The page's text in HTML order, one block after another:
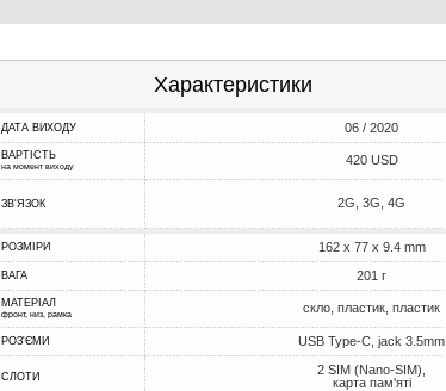
Характеристики
ДАТА ВИХОДУ 06 / 2020
ВАРТІСТЬ
на момент виходу 420 USD
ЗВ'ЯЗОК 2G, 3G, 4G
РОЗМІРИ 162 x 77 x 9.4 mm
ВАГА 201 г
МАТЕРІАЛ
фронт, низ, рамка скло, пластик, пластик
РОЗ'ЄМИ USB Type-C, jack 3.5mm
СЛОТИ
2 SIM (Nano-SIM),
карта пам'яті